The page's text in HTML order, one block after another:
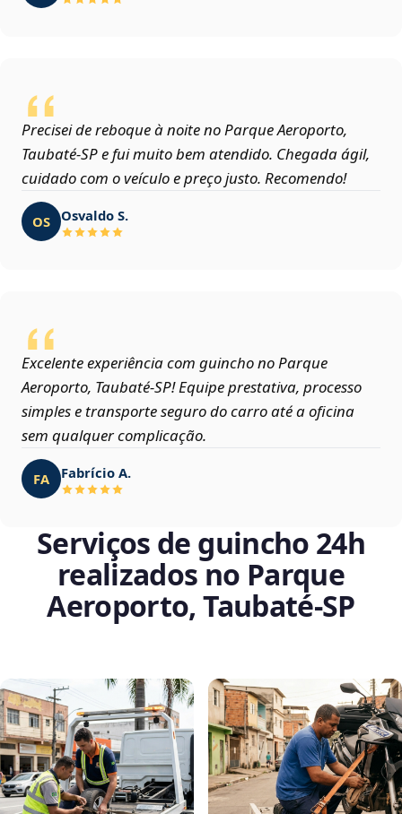
Precisei de reboque à noite no Parque Aeroporto,
Taubaté‑SP e fui muito bem atendido. Chegada ágil,
cuidado com o veículo e preço justo. Recomendo!
OS Osvaldo S.
Excelente experiência com guincho no Parque
Aeroporto, Taubaté‑SP! Equipe prestativa, processo
simples e transporte seguro do carro até a oficina
sem qualquer complicação.
FA Fabrício A.
Serviços de guincho 24h
realizados no Parque
Aeroporto, Taubaté‑SP